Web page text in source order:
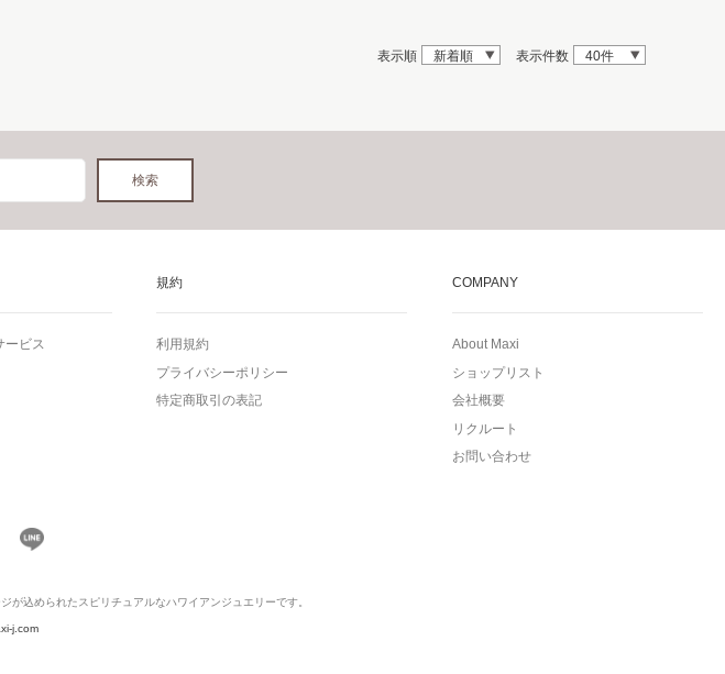
表示順 新着順 表示件数 40件
ービス
規約
利用規約
プライバシーポリシー
特定商取引の表記
COMPANY
About Maxi
ショップリスト
会社概要
リクルート
お問い合わせ
が込められたスピリチュアルなハワイアンジュエリーです。
j.com